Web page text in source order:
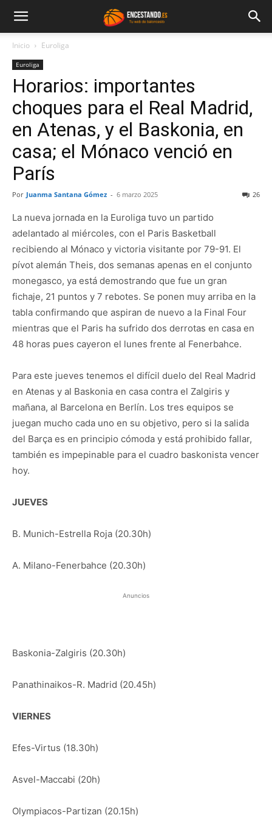
Inicio Euroliga
Euroliga
Horarios: importantes
choques para el Real Madrid,
en Atenas, y el Baskonia, en
casa; el Mónaco venció en
París
Por Juanma Santana Gómez - 6 marzo 2025 26
La nueva jornada en la Euroliga tuvo un partido
adelantado al miércoles, con el Paris Basketball
recibiendo al Mónaco y victoria visitante por 79-91. El
pívot alemán Theis, dos semanas apenas en el conjunto
monegasco, ya está demostrando que fue un gran
fichaje, 21 puntos y 7 rebotes. Se ponen muy arriba en la
tabla confirmando que aspiran de nuevo a la Final Four
mientras que el Paris ha sufrido dos derrotas en casa en
48 horas pues cayeron el lunes frente al Fenerbahce.
Para este jueves tenemos el difícil duelo del Real Madrid
en Atenas y al Baskonia en casa contra el Zalgiris y
mañana, al Barcelona en Berlín. Los tres equipos se
juegan mucho cada uno en su objetivo, pero si la salida
del Barça es en principio cómoda y está prohibido fallar,
también es impepinable para el cuadro baskonista vencer
hoy.
JUEVES
B. Munich-Estrella Roja (20.30h)
A. Milano-Fenerbahce (20.30h)
Anuncios
Baskonia-Zalgiris (20.30h)
Panathinaikos-R. Madrid (20.45h)
VIERNES
Efes-Virtus (18.30h)
Asvel-Maccabi (20h)
Olympiacos-Partizan (20.15h)